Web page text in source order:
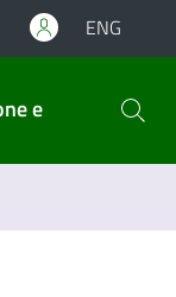
ENG
e